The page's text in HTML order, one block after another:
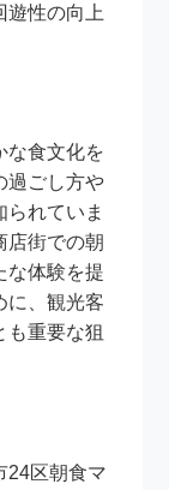
遊性の向上
な食文化を
過ごし方や
られていま
店街での朝
な体験を提
に、観光客
も重要な狙
24区朝食マ